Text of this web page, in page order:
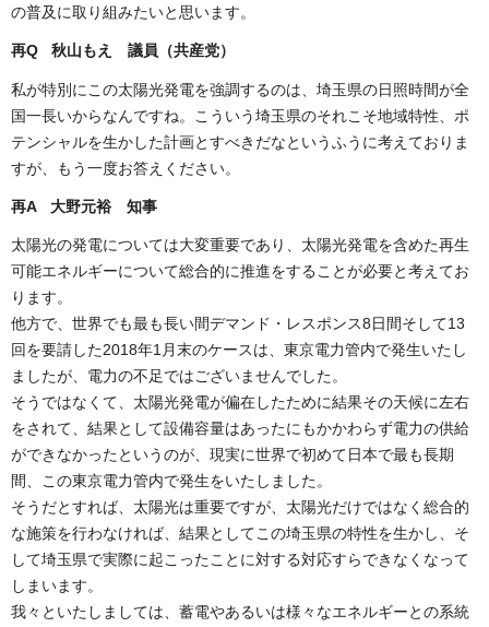
の普及に取り組みたいと思います。
再Q 秋山もえ 議員（共産党）
私が特別にこの太陽光発電を強調するのは、埼玉県の日照時間が全
国一長いからなんですね。こういう埼玉県のそれこそ地域特性、ポ
テンシャルを生かした計画とすべきだなというふうに考えておりま
すが、もう一度お答えください。
再A 大野元裕 知事
太陽光の発電については大変重要であり、太陽光発電を含めた再生
可能エネルギーについて総合的に推進をすることが必要と考えてお
ります。
他方で、世界でも最も長い間デマンド・レスポンス8日間そして13
回を要請した2018年1月末のケースは、東京電力管内で発生いたし
ましたが、電力の不足ではございませんでした。
そうではなくて、太陽光発電が偏在したために結果その天候に左右
をされて、結果として設備容量はあったにもかかわらず電力の供給
ができなかったというのが、現実に世界で初めて日本で最も長期
間、この東京電力管内で発生をいたしました。
そうだとすれば、太陽光は重要ですが、太陽光だけではなく総合的
な施策を行わなければ、結果としてこの埼玉県の特性を生かし、そ
して埼玉県で実際に起こったことに対する対応すらできなくなって
しまいます。
我々といたしましては、蓄電やあるいは様々なエネルギーとの系統